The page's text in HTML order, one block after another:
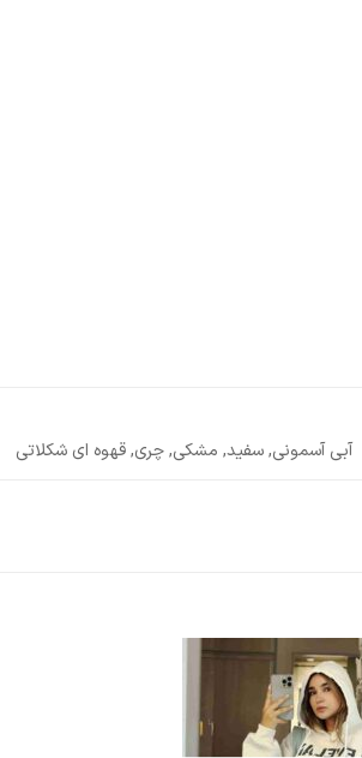
آبی آسمونی, سفید, مشکی, چری, قهوه ای شکلاتی